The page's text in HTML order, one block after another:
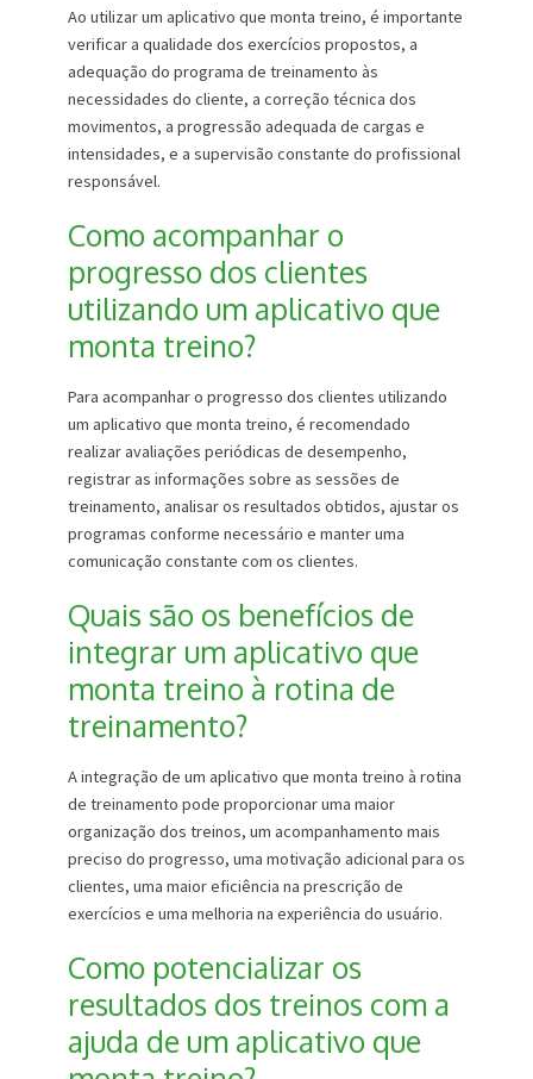
Ao utilizar um aplicativo que monta treino, é importante
verificar a qualidade dos exercícios propostos, a
adequação do programa de treinamento às
necessidades do cliente, a correção técnica dos
movimentos, a progressão adequada de cargas e
intensidades, e a supervisão constante do profissional
responsável.
Como acompanhar o
progresso dos clientes
utilizando um aplicativo que
monta treino?
Para acompanhar o progresso dos clientes utilizando
um aplicativo que monta treino, é recomendado
realizar avaliações periódicas de desempenho,
registrar as informações sobre as sessões de
treinamento, analisar os resultados obtidos, ajustar os
programas conforme necessário e manter uma
comunicação constante com os clientes.
Quais são os benefícios de
integrar um aplicativo que
monta treino à rotina de
treinamento?
A integração de um aplicativo que monta treino à rotina
de treinamento pode proporcionar uma maior
organização dos treinos, um acompanhamento mais
preciso do progresso, uma motivação adicional para os
clientes, uma maior eficiência na prescrição de
exercícios e uma melhoria na experiência do usuário.
Como potencializar os
resultados dos treinos com a
ajuda de um aplicativo que